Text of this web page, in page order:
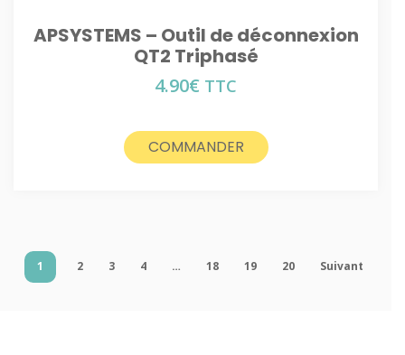
APSYSTEMS – Outil de déconnexion
QT2 Triphasé
4.90€ TTC
COMMANDER
1 2 3 4 … 18 19 20 Suivant